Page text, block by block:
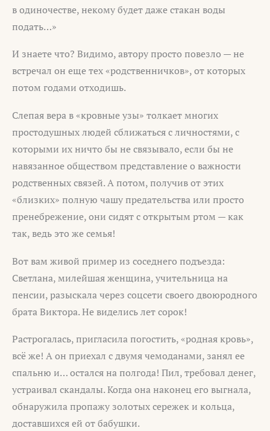
в одиночестве, некому будет даже стакан воды
подать…»
И знаете что? Видимо, автору просто повезло — не
встречал он еще тех «родственничков», от которых
потом годами отходишь.
Слепая вера в «кровные узы» толкает многих
простодушных людей сближаться с личностями, с
которыми их ничто бы не связывало, если бы не
навязанное обществом представление о важности
родственных связей. А потом, получив от этих
«близких» полную чашу предательства или просто
пренебрежение, они сидят с открытым ртом — как
так, ведь это же семья!
Вот вам живой пример из соседнего подъезда:
Светлана, милейшая женщина, учительница на
пенсии, разыскала через соцсети своего двоюродного
брата Виктора. Не виделись лет сорок!
Растрогалась, пригласила погостить, «родная кровь»,
всё же! А он приехал с двумя чемоданами, занял ее
спальню и… остался на полгода! Пил, требовал денег,
устраивал скандалы. Когда она наконец его выгнала,
обнаружила пропажу золотых сережек и кольца,
доставшихся ей от бабушки.